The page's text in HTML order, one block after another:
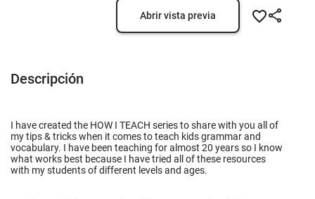
Abrir vista previa
Descripción
I have created the HOW I TEACH series to share with you all of
my tips & tricks when it comes to teach kids grammar and
vocabulary. I have been teaching for almost 20 years so I know
what works best because I have tried all of these resources
with my students of different levels and ages.